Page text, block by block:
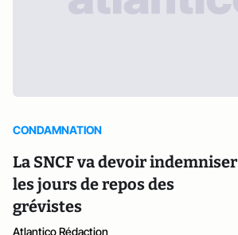
CONDAMNATION
La SNCF va devoir indemniser
les jours de repos des
grévistes
Atlantico Rédaction